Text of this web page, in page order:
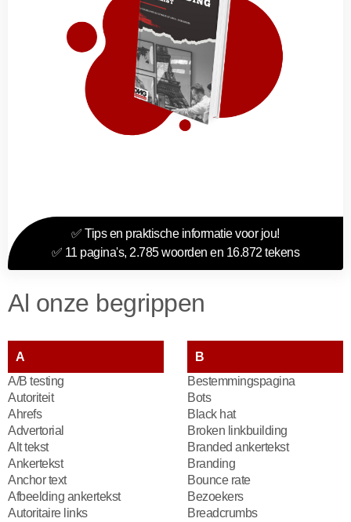
✅ Tips en praktische informatie voor jou!
✅ 11 pagina's, 2.785 woorden en 16.872 tekens
Al onze begrippen
A
A/B testing
Autoriteit
Ahrefs
Advertorial
Alt tekst
Ankertekst
Anchor text
Afbeelding ankertekst
Autoritaire links
B
Bestemmingspagina
Bots
Black hat
Broken linkbuilding
Branded ankertekst
Branding
Bounce rate
Bezoekers
Breadcrumbs